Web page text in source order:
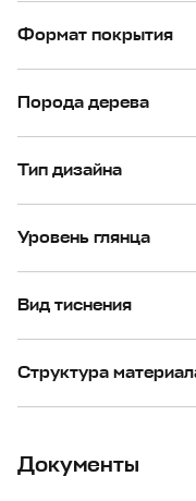
Формат покрытия
Порода дерева
Тип дизайна
Уровень глянца
Вид тиснения
Структура
Документы